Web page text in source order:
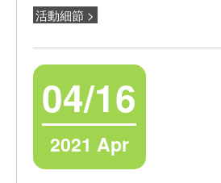
活動細節 >
04/16
2021 Apr